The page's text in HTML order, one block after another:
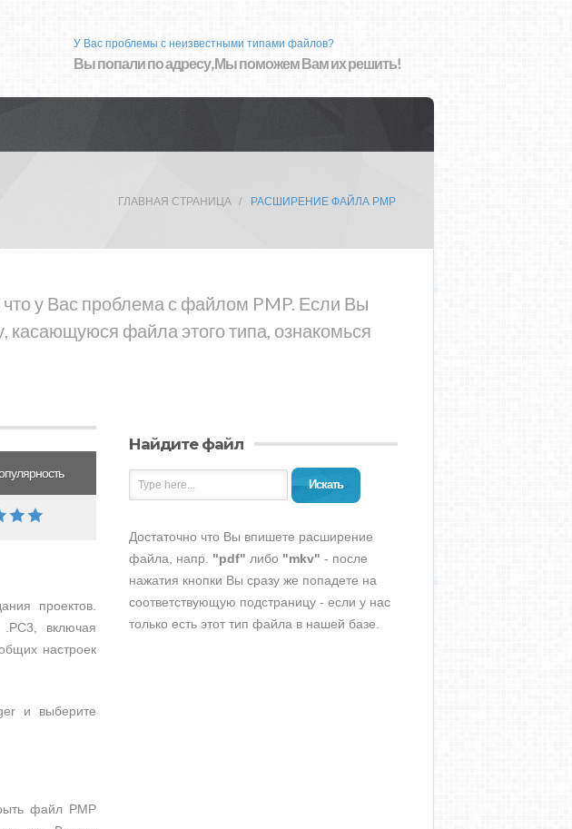
У Вас проблемы с неизвестными типами файлов?
Вы попали по адресу, Мы поможем Вам их решить!
ГЛАВНАЯ СТРАНИЦА РАСШИРЕНИЕ ФАЙЛА PMP
у Вас проблема с файлом PMP. Если Вы
касающуюся файла этого типа, ознакомься
проектов.
включая
настроек
и выберите
файл PMP
Найдите файл
Искать
Достаточно что Вы впишете расширение
файла, напр. "pdf" либо "mkv" - после
нажатия кнопки Вы сразу же попадете на
соответствующую подстраницу - если у нас
только есть этот тип файла в нашей базе.